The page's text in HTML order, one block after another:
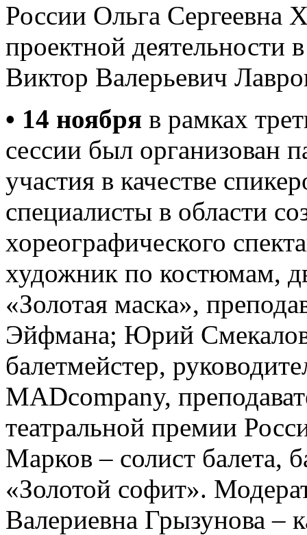
России Ольга Сергеевна
проектной
Виктор Валерьевич
• 14 ноября в рамках
сессии был организован
участия в качестве
специалисты в области
хореографического
художник по костюмам,
«Золотая маска»,
Эйфмана; Юрий Смекалов
балетмейстер,
MADcompany,
театральной премии
Марков – солист балета,
«Золотой софит».
Валериевна Грызунова –